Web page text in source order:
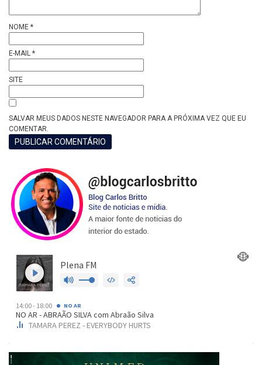
NOME *
E-MAIL *
SITE
SALVAR MEUS DADOS NESTE NAVEGADOR PARA A PRÓXIMA VEZ QUE EU
COMENTAR.